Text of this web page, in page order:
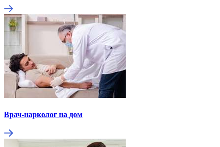
Врач-нарколог на дом